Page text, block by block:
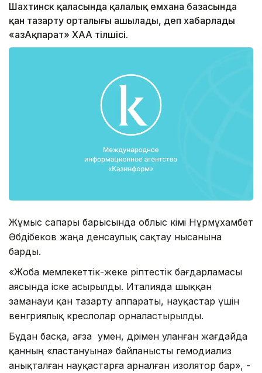
Шахтинск қаласында қалалық емхана базасында
қан тазарту орталығы ашылады, деп хабарлады
«ҚазАқпарат» ХАА тілшісі.
Жұмыс сапары барысында облыс әкімі Нұрмұхамбет
Әбдібеков жаңа денсаулық сақтау нысанына
барды.
«Жоба мемлекеттік-жеке әріптестік бағдарламасы
аясында іске асырылды. Италияда шыққан
заманауи қан тазарту аппараты, науқастар үшін
венгриялық креслолар орналастырылды.
Бұдан басқа, ағза умен, дәрімен уланған жағдайда
қанның «ластануына» байланысты гемодиализ
анықталған науқастарға арналған изолятор бар», -